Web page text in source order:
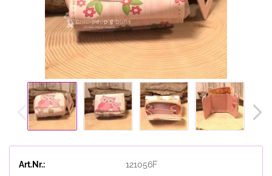
Art.Nr.:
121056F